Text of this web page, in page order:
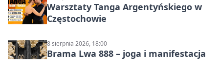
Warsztaty Tanga Argentyńskiego w
Częstochowie
8 sierpnia 2026, 18:00
Brama Lwa 888 – joga i manifestacja